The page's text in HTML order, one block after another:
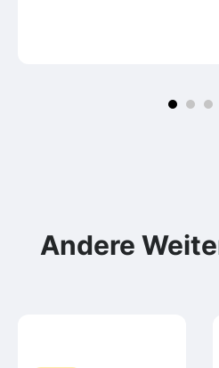
Andere